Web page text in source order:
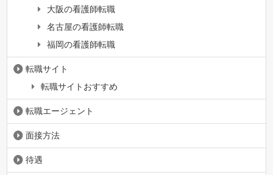
大阪の看護師転職
名古屋の看護師転職
福岡の看護師転職
転職サイト
転職サイトおすすめ
転職エージェント
面接方法
待遇